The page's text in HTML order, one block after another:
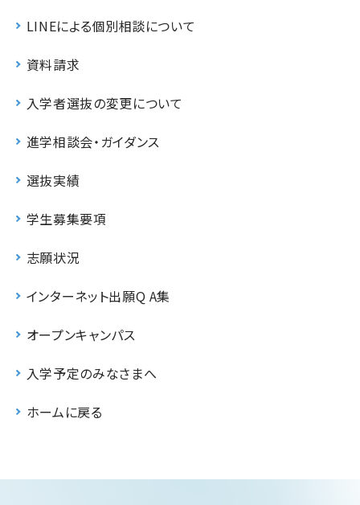
LINEによる個別相談について
資料請求
入学者選抜の変更について
進学相談会・ガイダンス
選抜実績
学生募集要項
志願状況
インターネット出願Q A集
オープンキャンパス
入学予定のみなさまへ
ホームに戻る